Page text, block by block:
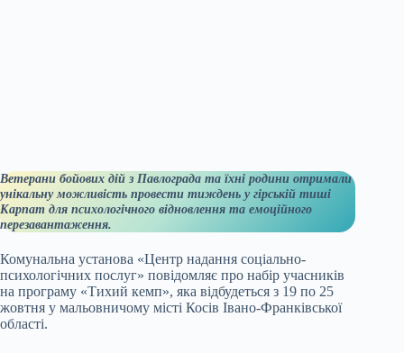
Ветерани бойових дій з Павлограда та їхні родини отримали
унікальну можливість провести тиждень у гірській тиші
Карпат для психологічного відновлення та емоційного
перезавантаження.
Комунальна установа «Центр надання соціально-
психологічних послуг» повідомляє про набір учасників
на програму «Тихий кемп», яка відбудеться з 19 по 25
жовтня у мальовничому місті Косів Івано-Франківської
області.